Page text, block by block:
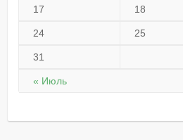
« Июль
17 18
24 25
31